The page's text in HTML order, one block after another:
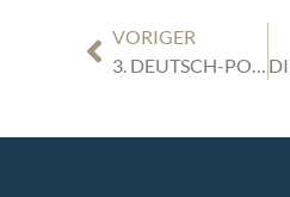
VORIGER
3. DEUTSCH-POLNISCHER UNTERNEHMERDIALOG IN NORDRHEIN-WESTFALEN